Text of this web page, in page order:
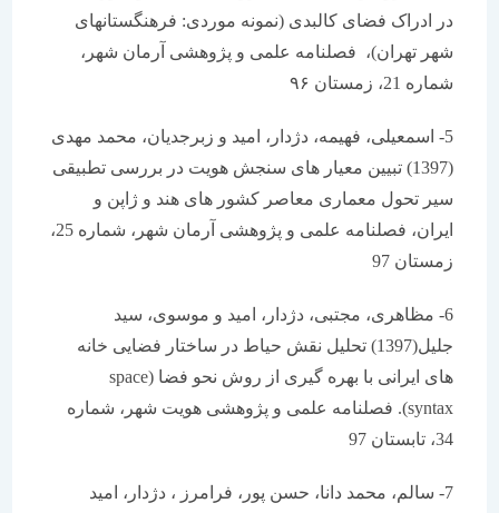
در ادراک فضای کالبدی (نمونه موردی: فرهنگستانهای
شهر تهران)، فصلنامه علمی و پژوهشی آرمان شهر،
شماره 21، زمستان ۹۶
5- اسمعیلی، فهیمه، دژدار، امید و زبرجدیان، محمد مهدی
(1397) تبیین معیار های سنجش هویت در بررسی تطبیقی
سیر تحول معماری معاصر کشور های هند و ژاپن و
ایران، فصلنامه علمی و پژوهشی آرمان شهر، شماره 25،
زمستان 97
6- مظاهری، مجتبی، دژدار، امید و موسوی، سید
جلیل(1397) تحلیل نقش حیاط در ساختار فضایی خانه
های ایرانی با بهره گیری از روش نحو فضا (space
syntax). فصلنامه علمی و پژوهشی هویت شهر، شماره
7- سالم، محمد دانا، حسن پور، فرامرز ، دژدار، امید